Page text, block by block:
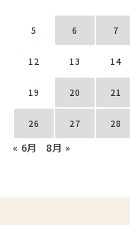
5 6 7
12 13 14
19 20 21
26 27 28
« 6月 8月 »